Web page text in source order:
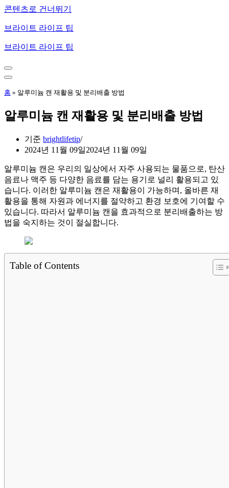
콘텐츠로 건너뛰기
브라이트 라이프 팁
브라이트 라이프 팁
내
비
게
션
메
내
비
이
션
홈 » 알루미늄 캔 재활용 및 분리배출 방법
알루미늄 캔 재활용 및 분리배출 방법
기준 brightlifetip
2024년 11월 09일2024년 11월 09일
알루미늄 캔은 우리의 일상에서 자주 사용되는 물품으로, 탄산
음료나 맥주 등 다양한 음료를 담는 용기로 널리 활용되고 있
습니다. 이러한 알루미늄 캔은 재활용이 가능하며, 올바른 재
활용을 통해 자원과 에너지를 절약하고 환경 보호에 기여할 수
있습니다. 따라서 알루미늄 캔을 효과적으로 분리배출하는 방
법을 숙지하는 것이 절실합니다.
Table of Contents